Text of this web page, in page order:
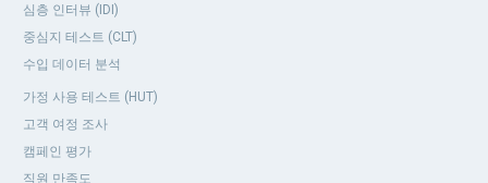
심층 인터뷰 (IDI)
중심지 테스트 (CLT)
수입 데이터 분석
가정 사용 테스트 (HUT)
고객 여정 조사
캠페인 평가
직원 만족도